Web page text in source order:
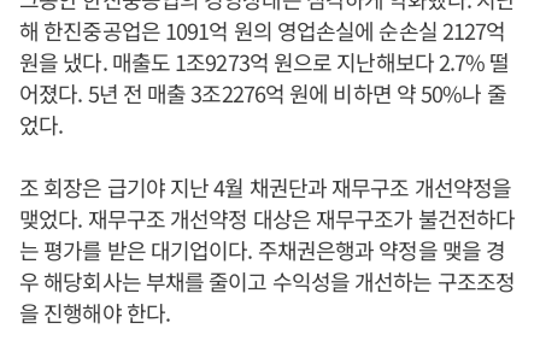
해 한진중공업은 1091억 원의 영업손실에 순손실 2127억
원을 냈다. 매출도 1조9273억 원으로 지난해보다 2.7% 떨
어졌다. 5년 전 매출 3조2276억 원에 비하면 약 50%나 줄
었다.
조 회장은 급기야 지난 4월 채권단과 재무구조 개선약정을
맺었다. 재무구조 개선약정 대상은 재무구조가 불건전하다
는 평가를 받은 대기업이다. 주채권은행과 약정을 맺을 경
우 해당회사는 부채를 줄이고 수익성을 개선하는 구조조정
을 진행해야 한다.